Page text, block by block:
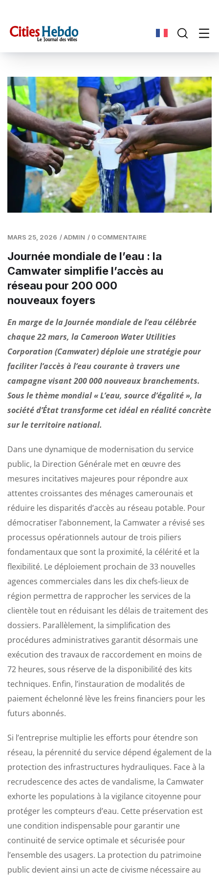
MARS 25, 2026 /ADMIN / 0 COMMENTAIRE
Journée mondiale de l’eau : la
Camwater simplifie l’accès au
réseau pour 200 000
nouveaux foyers
En marge de la Journée mondiale de l’eau célébrée
chaque 22 mars, la Cameroon Water Utilities
Corporation (Camwater) déploie une stratégie pour
faciliter l’accès à l’eau courante à travers une
campagne visant 200 000 nouveaux branchements.
Sous le thème mondial « L’eau, source d’égalité », la
société d’État transforme cet idéal en réalité concrète
sur le territoire national.
Dans une dynamique de modernisation du service
public, la Direction Générale met en œuvre des
mesures incitatives majeures pour répondre aux
attentes croissantes des ménages camerounais et
réduire les disparités d’accès au réseau potable. ​Pour
démocratiser l’abonnement, la Camwater a révisé ses
processus opérationnels autour de trois piliers
fondamentaux que sont la proximité, la célérité et la
flexibilité. Le déploiement prochain de 33 nouvelles
agences commerciales dans les dix chefs-lieux de
région permettra de rapprocher les services de la
clientèle tout en réduisant les délais de traitement des
dossiers. Parallèlement, la simplification des
procédures administratives garantit désormais une
exécution des travaux de raccordement en moins de
72 heures, sous réserve de la disponibilité des kits
techniques. Enfin, l’instauration de modalités de
paiement échelonné lève les freins financiers pour les
futurs abonnés.
​Si l’entreprise multiplie les efforts pour étendre son
réseau, la pérennité du service dépend également de la
protection des infrastructures hydrauliques. Face à la
recrudescence des actes de vandalisme, la Camwater
exhorte les populations à la vigilance citoyenne pour
protéger les compteurs d’eau. Cette préservation est
une condition indispensable pour garantir une
continuité de service optimale et sécurisée pour
l’ensemble des usagers. La protection du patrimoine
public devient ainsi un acte de civisme nécessaire au